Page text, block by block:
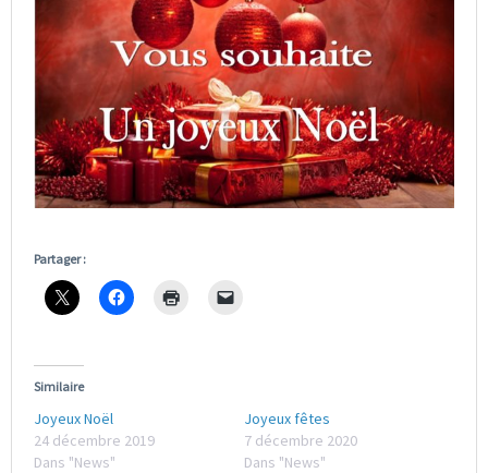
Partager :
Similaire
Joyeux Noël
24 décembre 2019
Dans "News"
Joyeux fêtes
7 décembre 2020
Dans "News"